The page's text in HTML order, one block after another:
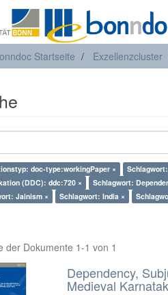
Startseite Exzellenzcluster
doc-type:workingPaper ×
(DDC): ddc:720 ×
Schlagwort:
Jainism ×
Schlagwort: India ×
der Dokumente 1-1 von 1
Dependency,
Medieval